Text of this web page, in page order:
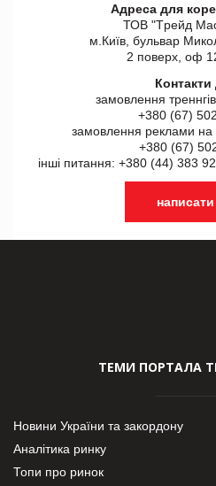
Адреса для
ТОВ "Tрейд
м.Київ, бульвар
2 поверх, оф
Контакти
замовлення
+380 (67)
замовлення реклами на
+380 (67)
інші питання: +380 (44) 383
ТЕМИ ПОРТАЛА
Новини України та закордону
Аналітика ринку
Топи про ринок